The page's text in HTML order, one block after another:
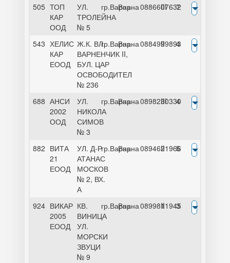
505 ТОП
КАР
ООД
УЛ.
ТРОЛЕЙНА
№ 5
гр.Варна
Варна0886607632
III 7
543 ХЕЛИС
КАР
ЕООД
Ж.К. ВЛ.
ВАРНЕНЧИК II,
БУЛ. ЦАР
ОСВОБОДИТЕЛ
№ 236
гр.Варна
Варна0884999893
II 4
688 АНСИ
2002
ООД
УЛ.
НИКОЛА
СИМОВ
№ 3
гр.Варна
Варна0898230330
III 4
882 ВИТА
21
ЕООД
УЛ. Д-Р
АТАНАС
МОСКОВ
№ 2, ВХ.
А
гр.Варна
Варна0894621966
II 5
924 ВИКАР
2005
ЕООД
КВ.
ВИНИЦА
УЛ.
МОРСКИ
ЗВУЦИ
№ 9
гр.Варна
Варна0899811945
II 3